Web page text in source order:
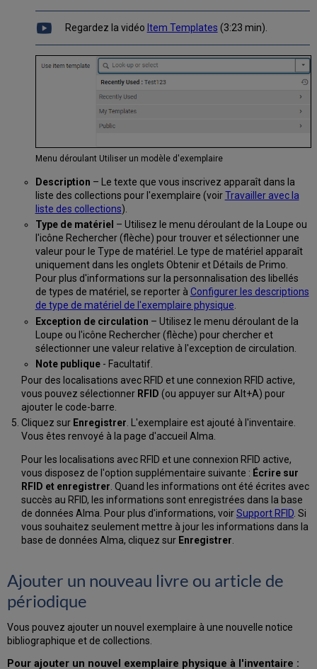
Regardez la vidéo Item Templates (3:23 min).
Menu déroulant Utiliser un modèle d'exemplaire
Description – Le texte que vous inscrivez apparaît dans la
liste des collections pour l'exemplaire (voirTravailler avec la
liste des collections).
Type de matériel – Utilisez le menu déroulant de la Loupe ou
l'icône Rechercher (flèche) pour trouver et sélectionner une
valeur pour le Type de matériel. Le type de matériel apparaît
uniquement dans les onglets Obtenir et Détails de Primo.
Pour plus d'informations sur la personnalisation des libellés
de types de matériel, se reporter à Configurer les descriptions
de type de matériel de l'exemplaire physique.
Exception de circulation – Utilisez le menu déroulant de la
Loupe ou l'icône Rechercher (flèche) pour chercher et
sélectionner une valeur relative à l'exception de circulation.
Note publique- Facultatif.
Pour des localisations avec RFID et une connexion RFID active,
vous pouvez sélectionner RFID (ou appuyer sur Alt+A) pour
ajouter le code-barre.
Cliquez sur Enregistrer. L'exemplaire est ajouté à l'inventaire.
Vous êtes renvoyé à la page d'accueil Alma.
Pour les localisations avec RFID et une connexion RFID active,
vous disposez de l'option supplémentaire suivante : Écrire sur
RFID et enregistrer. Quand les informations ont été écrites avec
succès au RFID, les informations sont enregistrées dans la base
de données Alma. Pour plus d'informations, voirSupport RFID. Si
vous souhaitez seulement mettre à jour les informations dans la
base de données Alma, cliquez sur Enregistrer.
Ajouter un nouveau livre ou article de
périodique
Vous pouvez ajouter un nouvel exemplaire à une nouvelle notice
bibliographique et de collections.
Pour ajouter un nouvel exemplaire physique à l'inventaire :